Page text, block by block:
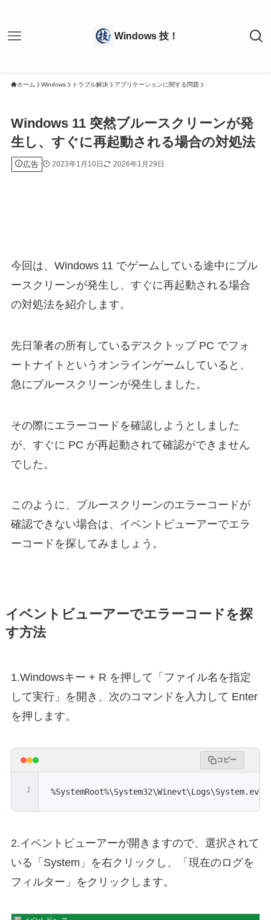
ホーム Windows トラブル解決 アプリケーションに関する問題
Windows 11 突然ブルースクリーンが発
生し、すぐに再起動される場合の対処法
広告 2023年1月10日 2026年1月29日
今回は、Windows 11 でゲームしている途中にブル
ースクリーンが発生し、すぐに再起動される場合
の対処法を紹介します。
先日筆者の所有しているデスクトップ PC でフォ
ートナイトというオンラインゲームしていると、
急にブルースクリーンが発生しました。
その際にエラーコードを確認しようとしました
が、すぐに PC が再起動されて確認ができません
でした。
このように、ブルースクリーンのエラーコードが
確認できない場合は、イベントビューアーでエラ
ーコードを探してみましょう。
イベントビューアーでエラーコードを探
す方法
1.Windowsキー + R を押して「ファイル名を指定
して実行」を開き、次のコマンドを入力して Enter
を押します。
コピー
%SystemRoot%\System32\Winevt\Logs\System.evtx
2.イベントビューアーが開きますので、選択されて
いる「System」を右クリックし、「現在のログを
フィルター」をクリックします。